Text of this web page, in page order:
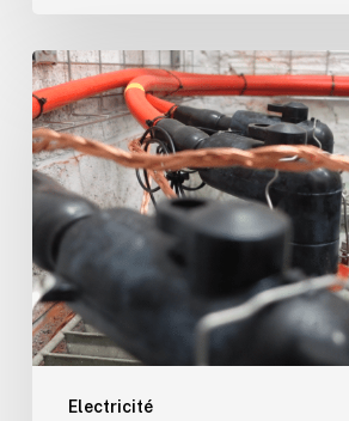
Electricité
Wanty
qualifié
pour
l’installation
des
équipements
cabine
haute
tension